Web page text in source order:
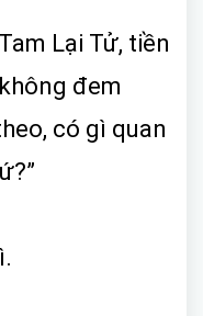
Lại Tử, tiền
đem
có gì quan